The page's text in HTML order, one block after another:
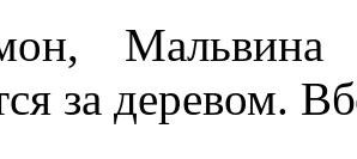
Мальвина
за деревом.